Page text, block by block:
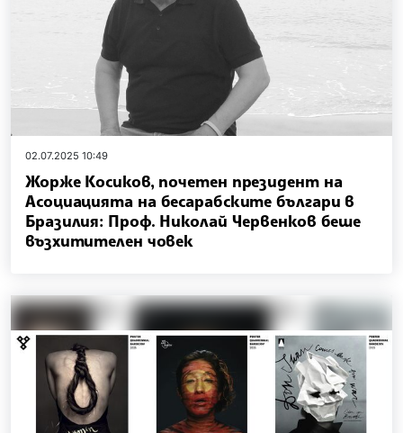
02.07.2025 10:49
Жорже Косиков, почетен президент на
Асоциацията на бесарабските българи в
Бразилия: Проф. Николай Червенков беше
възхитителен човек